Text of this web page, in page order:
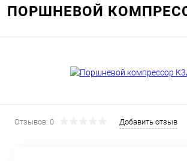
ПОРШНЕВОЙ
Отзывов: 0 Добавить отзыв